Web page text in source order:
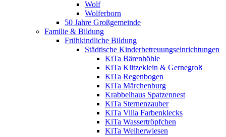
Wolf
Wolferborn
50 Jahre Großgemeinde
Familie & Bildung
Frühkindliche Bildung
Städtische Kinderbetreuungseinrichtungen
KiTa Bärenhöhle
KiTa Klitzeklein & Gernegroß
KiTa Regenbogen
KiTa Märchenburg
Krabbelhaus Spatzennest
KiTa Sternenzauber
KiTa Villa Farbenklecks
KiTa Wassertröpfchen
KiTa Weiherwiesen